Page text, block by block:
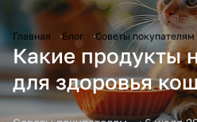
Главная Блог Советы покупателям
Какие продукты
для здоровья